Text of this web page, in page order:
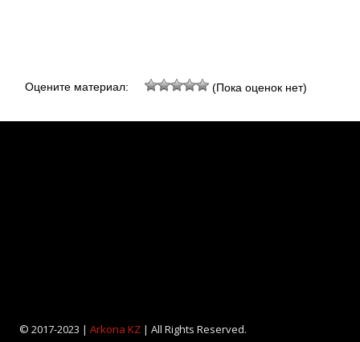
Оцените материал: (Пока оценок нет)
© 2017-2023 | Arkona KZ| All Rights Reserved.